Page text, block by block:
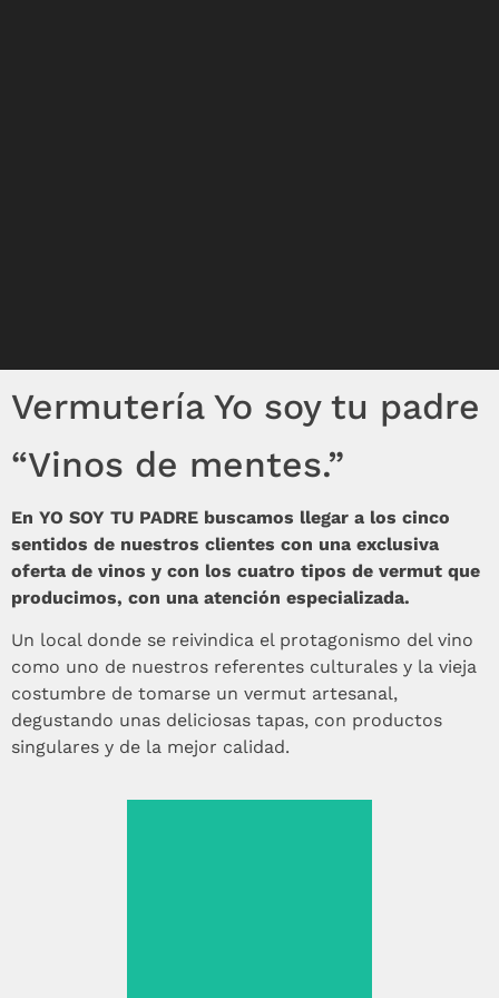
Vermutería Yo soy tu padre
“Vinos de mentes.”
En YO SOY TU PADRE buscamos llegar a los cinco
sentidos de nuestros clientes con una exclusiva
oferta de vinos y con los cuatro tipos de vermut que
producimos, con una atención especializada.
Un local donde se reivindica el protagonismo del vino
como uno de nuestros referentes culturales y la vieja
costumbre de tomarse un vermut artesanal,
degustando unas deliciosas tapas, con productos
singulares y de la mejor calidad.